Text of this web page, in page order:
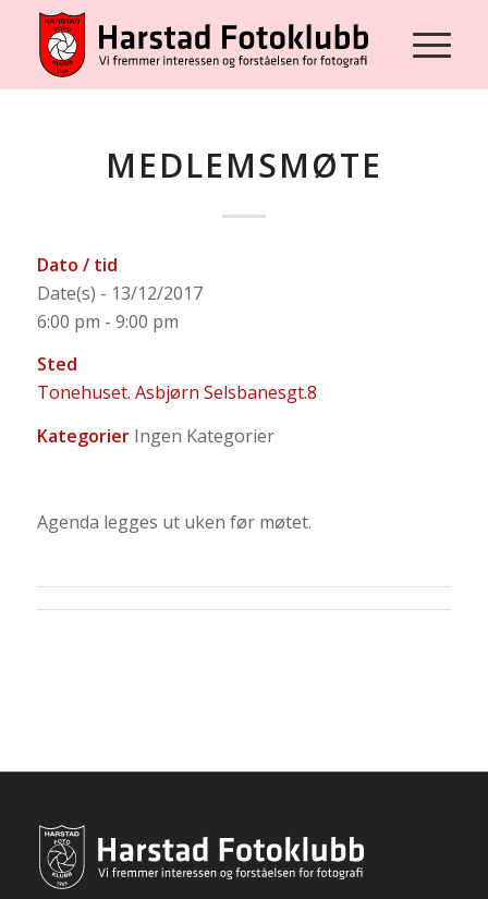
MEDLEMSMØTE
Dato / tid
Date(s) - 13/12/2017
6:00 pm - 9:00 pm
Sted
Tonehuset. Asbjørn Selsbanesgt.8
KategorierIngen Kategorier
Agenda legges ut uken før møtet.